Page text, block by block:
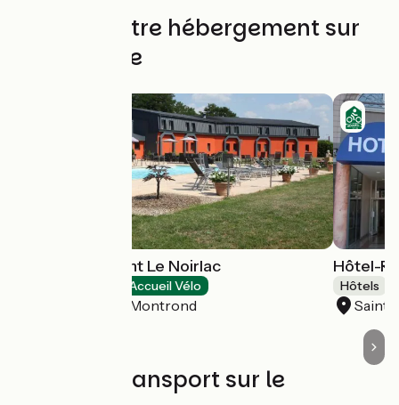
Trouvez votre hébergement sur
cette étape
Hôtel-Restaurant Le Noirlac
Accueil Vélo
Saint-Amand-Montrond
Hôtel-
Hôtels
Trains et transport sur le